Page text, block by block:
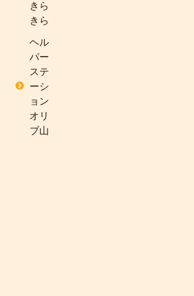
きら
きら
ヘル
パー
ステ
ーシ
ョン
オリ
ブ山